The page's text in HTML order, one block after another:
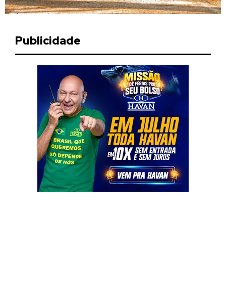
Publicidade